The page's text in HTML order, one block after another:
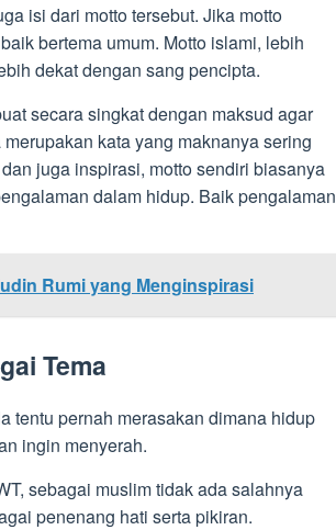
isi dari motto tersebut. Jika motto
bertema umum. Motto islami, lebih
dekat dengan sang pencipta.
secara singkat dengan maksud agar
kata yang maknanya sering
juga inspirasi, motto sendiri biasanya
dalam hidup. Baik pengalaman
Rumi yang Menginspirasi
Tema
tentu pernah merasakan dimana hidup
ingin menyerah.
sebagai muslim tidak ada salahnya
penenang hati serta pikiran.